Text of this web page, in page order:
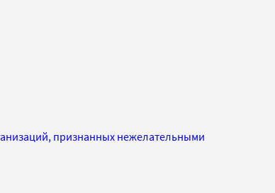
признанных нежелательными